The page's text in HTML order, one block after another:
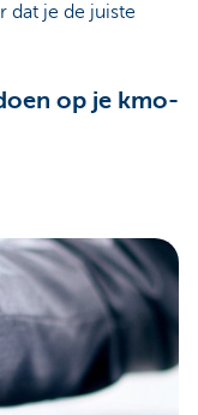
dat je de juiste
op je kmo-